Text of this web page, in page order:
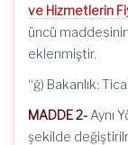
ve Hizmetlerin
üncü
eklenmiştir.
“ğ) Bakanlık:
MADDE 2- Aynı
şekilde